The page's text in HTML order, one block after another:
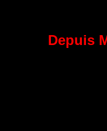
Depuis